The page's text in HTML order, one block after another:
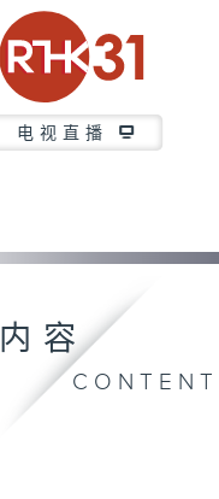
电视直播
内容
CONTENT